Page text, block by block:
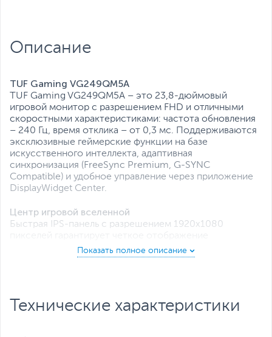
Интерфейс подключения:
Описание
TUF Gaming VG249QM5A
TUF Gaming VG249QM5A – это 23,8-дюймовый
игровой монитор с разрешением FHD и отличными
скоростными характеристиками: частота обновления
– 240 Гц, время отклика – от 0,3 мс. Поддерживаются
эксклюзивные геймерские функции на базе
искусственного интеллекта, адаптивная
синхронизация (FreeSync Premium, G-SYNC
Compatible) и удобное управление через приложение
DisplayWidget Center.
Центр игровой вселенной
Быстрая IPS-панель с разрешением 1920х1080
динамичных игровых сцен.
частота обновления – 240 Гц, время отклика – от 0,3
Технические характеристики